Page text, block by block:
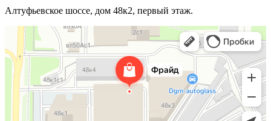
Алтуфьевское шоссе, дом 48к2, первый этаж.